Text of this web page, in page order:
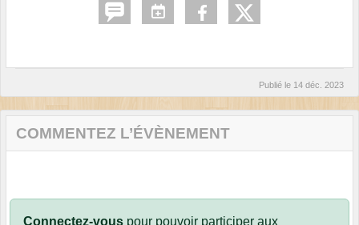
Publié le 14 déc. 2023
COMMENTEZ L’ÉVÈNEMENT
Connectez-vous pour pouvoir participer aux